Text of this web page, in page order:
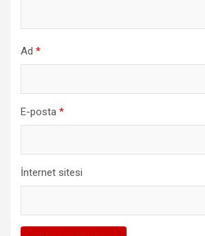
Ad *
E-posta *
İnternet sitesi